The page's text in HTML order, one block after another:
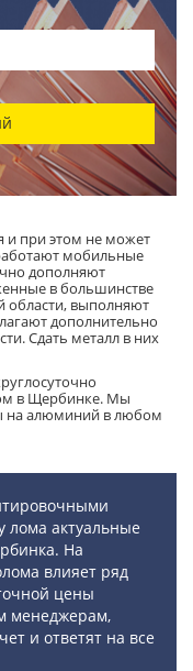
и при этом не может
мобильные
дополняют
в большинстве
области, выполняют
дополнительно
Сдать металл в них
в Щербинке. Мы
на алюминий в любом
лома актуальные
На
влияет ряд
цены
менеджерам,
и ответят на все